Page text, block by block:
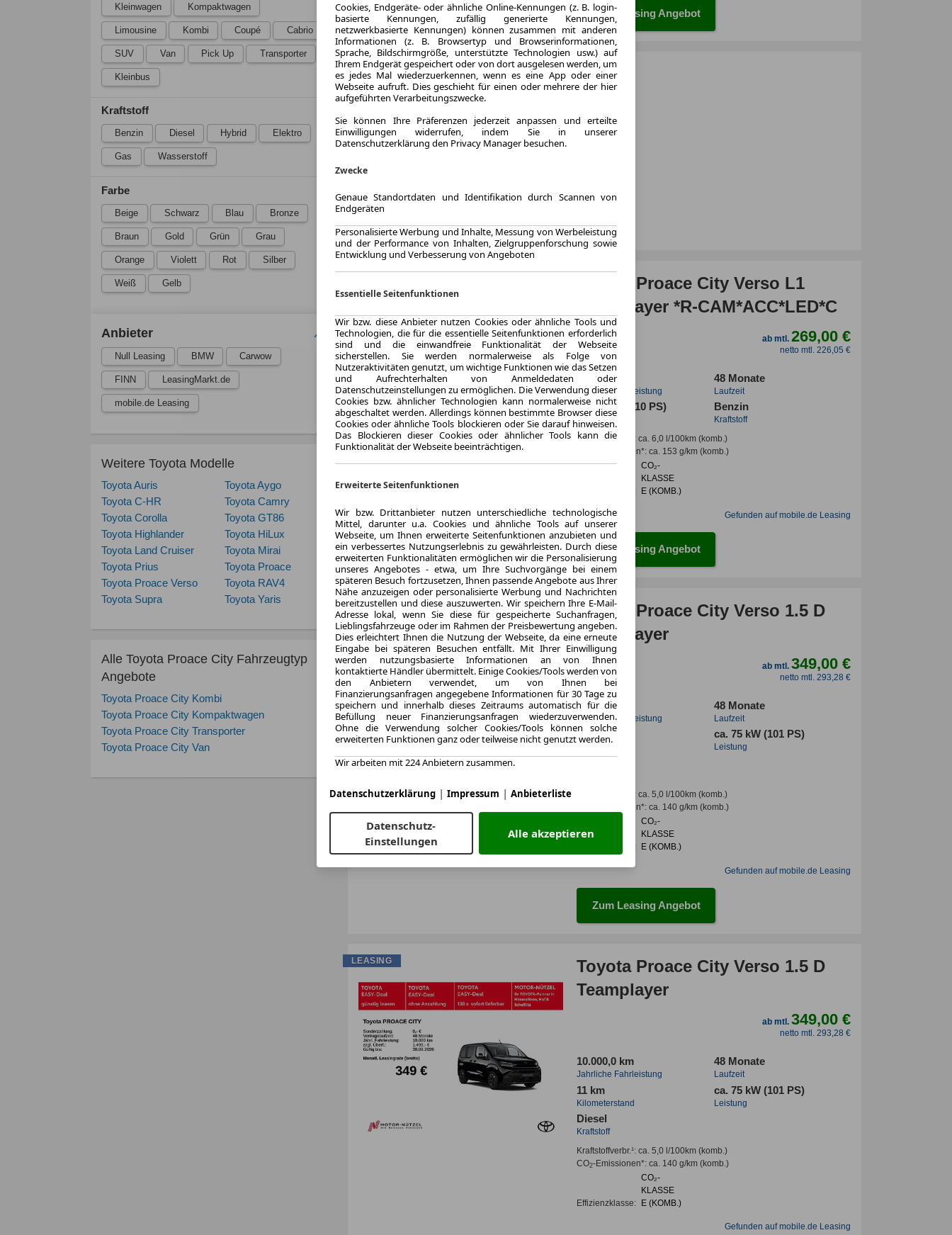
Kleinwagen Kompaktwagen
Limousine Kombi Coupé Cabrio
SUV Van Pick Up Transporter
Kleinbus
Kraftstoff
Benzin Diesel Hybrid Elektro
Gas Wasserstoff
Farbe
Beige Schwarz Blau Bronze
Braun Gold Grün Grau
Orange Violett Rot Silber
Weiß Gelb
Anbieter
Null Leasing BMW Carwow
FINN LeasingMarkt.de
mobile.de Leasing
Weitere Toyota Modelle
Toyota Auris
Toyota Aygo
Toyota C-HR
Toyota Camry
Toyota Corolla
Toyota GT86
Toyota Highlander
Toyota HiLux
Toyota Land Cruiser
Toyota Mirai
Toyota Prius
Toyota Proace
Toyota Proace Verso
Toyota RAV4
Toyota Supra
Toyota Yaris
Alle Toyota Proace City Fahrzeugtyp
Angebote
Toyota Proace City Kombi
Toyota Proace City Kompaktwagen
Toyota Proace City Transporter
Toyota Proace City Van
Zum Leasing Angebot
Toyota Proace City Verso L1
Teamplayer *R-CAM*ACC*LED*C
ab mtl.269,00 €
netto mtl. 226,05 €
10.000,0 km
Jahrliche Fahrleistung
48 Monate
Laufzeit
ca. 81 kW (110 PS)
Leistung
Benzin
Kraftstoff
Kraftstoffverbr.¹: ca. 6,0 l/100km(komb.)
-Emissionen*: ca. 153 g/km(komb.)
Effizienzklasse:
CO₂-
KLASSE
E (KOMB.)
Gefunden auf mobile.de Leasing
Zum Leasing Angebot
Toyota Proace City Verso 1.5 D
Teamplayer
ab mtl.349,00 €
netto mtl. 293,28 €
10.000,0 km
Jahrliche Fahrleistung
48 Monate
Laufzeit
11 km ca. 75 kW (101 PS)
Leistung
Kraftstoffverbr.¹: ca. 5,0 l/100km(komb.)
-Emissionen*: ca. 140 g/km(komb.)
Effizienzklasse:
CO₂-
KLASSE
E (KOMB.)
Gefunden auf mobile.de Leasing
Zum Leasing Angebot
LEASING
Toyota Proace City Verso 1.5 D
Teamplayer
ab mtl.349,00 €
netto mtl. 293,28 €
10.000,0 km
Jahrliche Fahrleistung
48 Monate
Laufzeit
11 km
Kilometerstand
ca. 75 kW (101 PS)
Leistung
Diesel
Kraftstoff
Kraftstoffverbr.¹: ca. 5,0 l/100km(komb.)
CO2-Emissionen*: ca. 140 g/km(komb.)
Effizienzklasse:
CO₂-
KLASSE
E (KOMB.)
Gefunden auf mobile.de Leasing
LEASING
Cookies, Endgeräte- oder ähnliche Online-Kennungen (z. B. login-
basierte Kennungen, zufällig generierte Kennungen,
netzwerkbasierte Kennungen) können zusammen mit anderen
Informationen (z. B. Browsertyp und Browserinformationen,
Sprache, Bildschirmgröße, unterstützte Technologien usw.) auf
Ihrem Endgerät gespeichert oder von dort ausgelesen werden, um
es jedes Mal wiederzuerkennen, wenn es eine App oder einer
Webseite aufruft. Dies geschieht für einen oder mehrere der hier
aufgeführten Verarbeitungszwecke.
Sie können Ihre Präferenzen jederzeit anpassen und erteilte
Einwilligungen widerrufen, indem Sie in unserer
Datenschutzerklärung den Privacy Manager besuchen.
Zwecke
Genaue Standortdaten und Identifikation durch Scannen von
Endgeräten
Personalisierte Werbung und Inhalte, Messung von Werbeleistung
und der Performance von Inhalten, Zielgruppenforschung sowie
Entwicklung und Verbesserung von Angeboten
Essentielle Seitenfunktionen
Wir bzw. diese Anbieter nutzen Cookies oder ähnliche Tools und
Technologien, die für die essentielle Seitenfunktionen erforderlich
sind und die einwandfreie Funktionalität der Webseite
sicherstellen. Sie werden normalerweise als Folge von
Nutzeraktivitäten genutzt, um wichtige Funktionen wie das Setzen
und Aufrechterhalten von Anmeldedaten oder
Datenschutzeinstellungen zu ermöglichen. Die Verwendung dieser
Cookies bzw. ähnlicher Technologien kann normalerweise nicht
abgeschaltet werden. Allerdings können bestimmte Browser diese
Cookies oder ähnliche Tools blockieren oder Sie darauf hinweisen.
Das Blockieren dieser Cookies oder ähnlicher Tools kann die
Funktionalität der Webseite beeinträchtigen.
Erweiterte Seitenfunktionen
Wir bzw. Drittanbieter nutzen unterschiedliche technologische
Mittel, darunter u.a. Cookies und ähnliche Tools auf unserer
Webseite, um Ihnen erweiterte Seitenfunktionen anzubieten und
ein verbessertes Nutzungserlebnis zu gewährleisten. Durch diese
erweiterten Funktionalitäten ermöglichen wir die Personalisierung
unseres Angebotes - etwa, um Ihre Suchvorgänge bei einem
späteren Besuch fortzusetzen, Ihnen passende Angebote aus Ihrer
Nähe anzuzeigen oder personalisierte Werbung und Nachrichten
bereitzustellen und diese auszuwerten. Wir speichern Ihre E-Mail-
Adresse lokal, wenn Sie diese für gespeicherte Suchanfragen,
Lieblingsfahrzeuge oder im Rahmen der Preisbewertung angeben.
Dies erleichtert Ihnen die Nutzung der Webseite, da eine erneute
Eingabe bei späteren Besuchen entfällt. Mit Ihrer Einwilligung
werden nutzungsbasierte Informationen an von Ihnen
kontaktierte Händler übermittelt. Einige Cookies/Tools werden von
den Anbietern verwendet, um von Ihnen bei
Finanzierungsanfragen angegebene Informationen für 30 Tage zu
speichern und innerhalb dieses Zeitraums automatisch für die
Befüllung neuer Finanzierungsanfragen wiederzuverwenden.
Ohne die Verwendung solcher Cookies/Tools können solche
erweiterten Funktionen ganz oder teilweise nicht genutzt werden.
Wir arbeiten mit 224 Anbietern zusammen.
Datenschutzerklärung | Impressum | Anbieterliste
Datenschutz-
Einstellungen
Alle akzeptieren